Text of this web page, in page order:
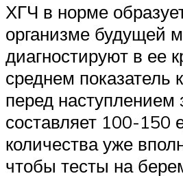
ХГЧ в норме
организме будущей
диагностируют в ее
среднем показатель
перед наступлением
составляет 100-150
количества уже
чтобы тесты на